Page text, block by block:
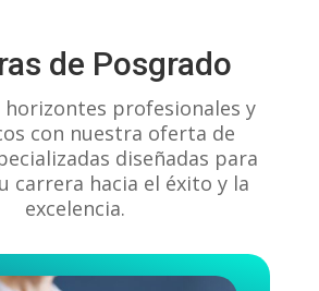
View on Facebook
de Posgrado
profesionales y
con nuestra oferta de
diseñadas para
carrera hacia el éxito y la
excelencia.